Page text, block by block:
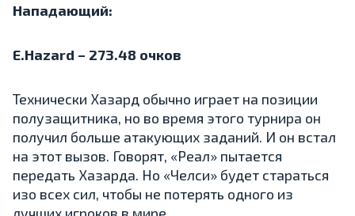
Нападающий:
E.Hazard – 273.48 очков
Технически Хазард обычно играет на позиции
полузащитника, но во время этого турнира он
получил больше атакующих заданий. И он встал
на этот вызов. Говорят, «Реал» пытается
передать Хазарда. Но «Челси» будет стараться
изо всех сил, чтобы не потерять одного из